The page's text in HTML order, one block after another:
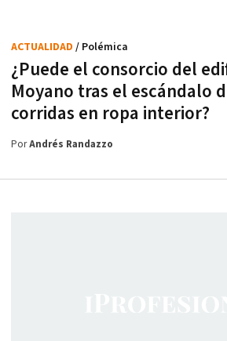
¿Puede el consorcio del
Moyano tras el escándalo
corridas en ropa interior?
ACTUALIDAD / Polémica
PorAndrés Randazzo